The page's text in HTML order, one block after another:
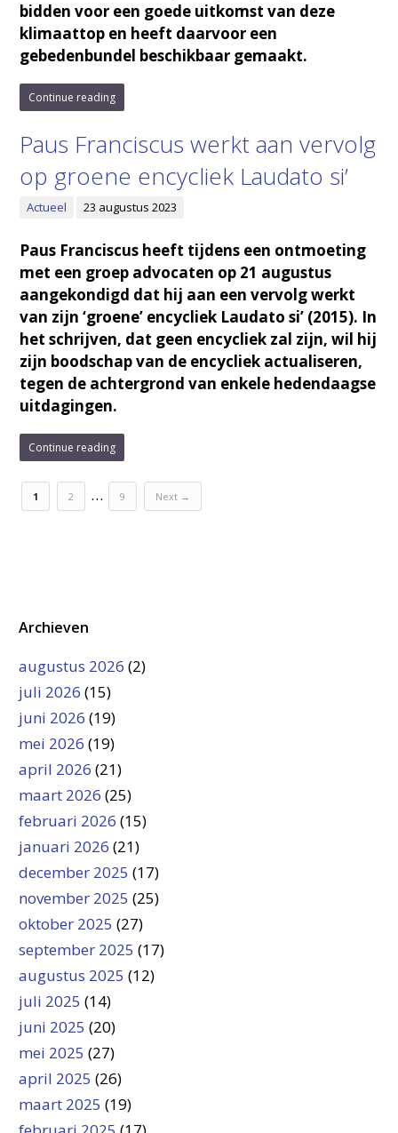
bidden voor een goede uitkomst van deze
klimaattop en heeft daarvoor een
gebedenbundel beschikbaar gemaakt.
Continue reading
Paus Franciscus werkt aan vervolg
op groene encycliek Laudato si’
Actueel 23 augustus 2023
Paus Franciscus heeft tijdens een ontmoeting
met een groep advocaten op 21 augustus
aangekondigd dat hij aan een vervolg werkt
van zijn ‘groene’ encycliek Laudato si’ (2015). In
het schrijven, dat geen encycliek zal zijn, wil hij
zijn boodschap van de encycliek actualiseren,
tegen de achtergrond van enkele hedendaagse
uitdagingen.
Continue reading
1 2 … 9 Next →
Archieven
augustus 2026 (2)
juli 2026 (15)
juni 2026 (19)
mei 2026 (19)
april 2026 (21)
maart 2026 (25)
februari 2026 (15)
januari 2026 (21)
december 2025 (17)
november 2025 (25)
oktober 2025 (27)
september 2025 (17)
augustus 2025 (12)
juli 2025 (14)
juni 2025 (20)
mei 2025 (27)
april 2025 (26)
maart 2025 (19)